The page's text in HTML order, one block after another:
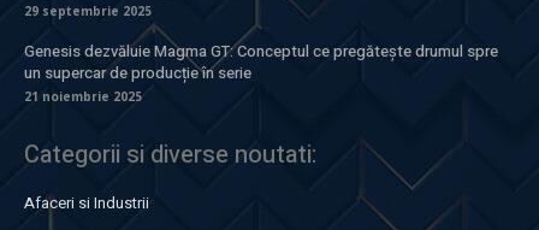
29 septembrie 2025
Genesis dezvăluie Magma GT: Conceptul ce pregătește drumul spre
un supercar de producție în serie
21 noiembrie 2025
Categorii si diverse noutati:
Afaceri si Industrii